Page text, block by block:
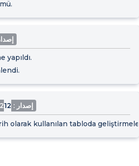
إصدار :
yapıldı.
إصدار : 2.15.2 12 شهر فبراير 2026
olarak kullanılan tabloda